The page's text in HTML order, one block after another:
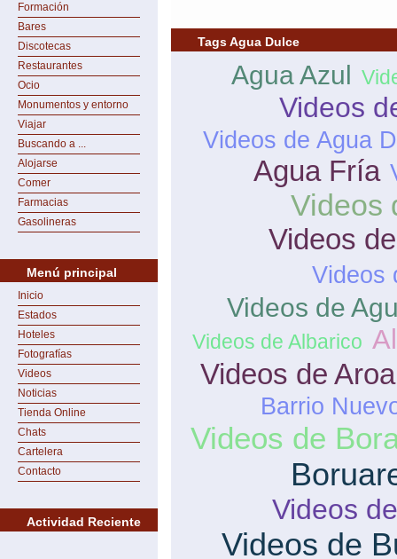
Formación
Bares
Discotecas
Restaurantes
Ocio
Monumentos y entorno
Viajar
Buscando a ...
Alojarse
Comer
Farmacias
Gasolineras
Menú principal
Inicio
Estados
Hoteles
Fotografías
Videos
Noticias
Tienda Online
Chats
Cartelera
Contacto
Actividad Reciente
Tags Agua Dulce
Agua Azul
Videos
Videos de Agua
Agua Fría
Videos
Videos
Videos
Videos de
Videos de Albarico
Videos de Aroa
Barrio
Videos de
Videos
Videos de